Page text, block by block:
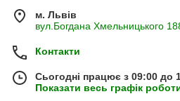
м. Львів
вул.Богдана Хмельницького
Контакти
Сьогодні працює з 09:00 до
Показати весь графік